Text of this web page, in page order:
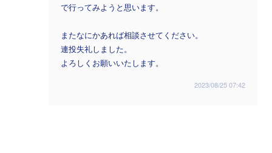
で行ってみようと思います。
またなにかあれば相談させてください。
連投失礼しました。
よろしくお願いいたします。
2023/08/25 07:42